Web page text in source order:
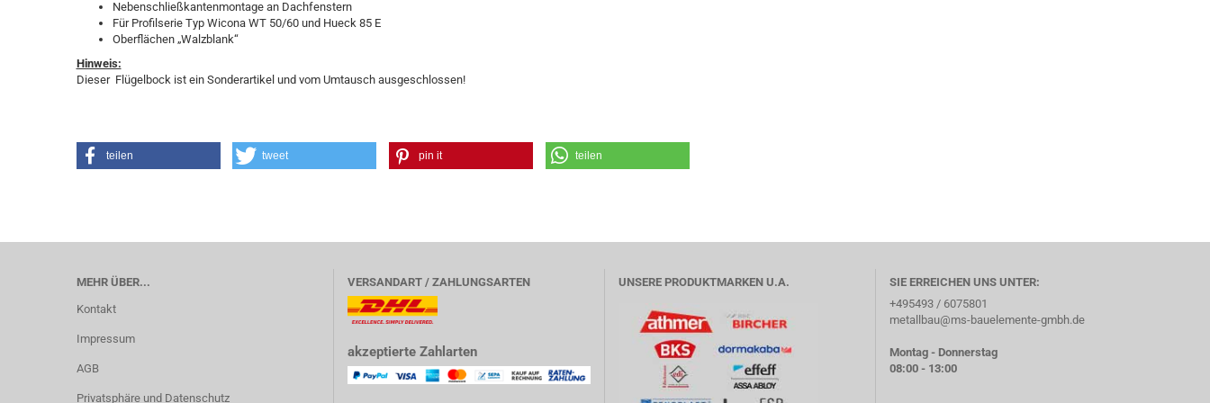
Nebenschließkantenmontage an Dachfenstern
Für Profilserie Typ Wicona WT 50/60 und Hueck 85 E
Oberflächen „Walzblank“
Hinweis:
Dieser Flügelbock ist ein Sonderartikel und vom Umtausch ausgeschlossen!
teilen tweet pin it teilen
MEHR ÜBER...
Kontakt
Impressum
AGB
Privatsphäre und Datenschutz
VERSANDART / ZAHLUNGSARTEN
akzeptierte Zahlarten
UNSERE PRODUKTMARKEN U.A.
SIE ERREICHEN UNS UNTER:
+495493 / 6075801
metallbau@ms-bauelemente-gmbh.de
Montag - Donnerstag
08:00 - 13:00